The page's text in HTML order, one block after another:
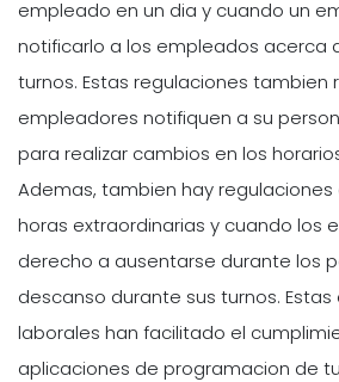
empleado en un dia y cuando un
notificarlo a los empleados acerca
turnos. Estas regulaciones tambien
empleadores notifiquen a su
para realizar cambios en los
Ademas, tambien hay regulaciones
horas extraordinarias y cuando los
derecho a ausentarse durante los
descanso durante sus turnos.
laborales han facilitado el
aplicaciones de programacion de